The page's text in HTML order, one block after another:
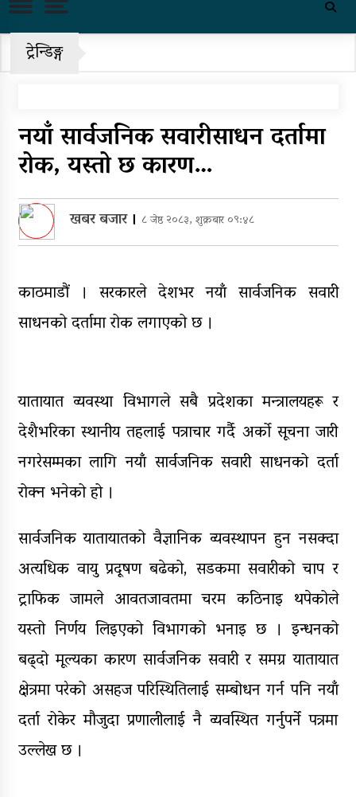
राजमार्ग अवरुद्ध
पुन: एमाले-नेकपा सहकार्यमा, प्रदेशको
भागबण्डा यस्तो छ…
आठ लाख २१ हजार घुससहित सिँचाइ
डिभिजन सर्लाहीका प्रमुख र अधिकृत
पक्राउ
घरमाथि पहिरो खस्दा ३ वर्षीय बालकको
घरमाथिबाट पहिरो खसेपछि १३ घरधुरी
स्थानान्तरण
ट्रेन्डिङ्ग
नयाँ सार्वजनिक सवारीसाधन दर्तामा
रोक, यस्तो छ कारण…
खबर बजार। ८ जेष्ठ २०८३, शुक्रबार ०९:४८
काठमाडौं । सरकारले देशभर नयाँ सार्वजनिक सवारी
साधनको दर्तामा रोक लगाएको छ ।
यातायात व्यवस्था विभागले सबै प्रदेशका मन्त्रालयहरू र
देशैभरिका स्थानीय तहलाई पत्राचार गर्दै अर्को सूचना जारी
नगरेसम्मका लागि नयाँ सार्वजनिक सवारी साधनको दर्ता
रोक्न भनेको हो ।
सार्वजनिक यातायातको वैज्ञानिक व्यवस्थापन हुन नसक्दा
अत्यधिक वायु प्रदूषण बढेको, सडकमा सवारीको चाप र
ट्राफिक जामले आवतजावतमा चरम कठिनाइ थपेकोले
यस्तो निर्णय लिइएको विभागको भनाइ छ । इन्धनको
बढ्दो मूल्यका कारण सार्वजनिक सवारी र समग्र यातायात
क्षेत्रमा परेको असहज परिस्थितिलाई सम्बोधन गर्न पनि नयाँ
दर्ता रोकेर मौजुदा प्रणालीलाई नै व्यवस्थित गर्नुपर्ने पत्रमा
उल्लेख छ ।